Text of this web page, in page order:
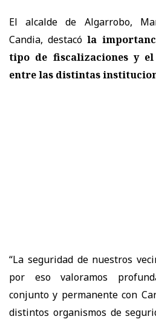
El alcalde de Algarrobo,
Candia, destacó la
tipo de fiscalizaciones y
entre las distintas
“La seguridad de nuestros
por eso valoramos
conjunto y permanente con
distintos organismos de